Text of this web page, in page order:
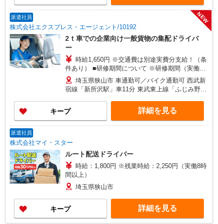
派遣社員
株式会社エクスプレス・エージェント/10192
NEW
2ｔ車での企業向け一般貨物の集配ドライバ
ー
時給1,650円 ※交通費は別途実費分支給！（条
件あり） ■研修期間について ※研修期間（実働40
日間）は、時給1,400円（日収11,200円〜）となり
ます。
埼玉県狭山市 車通勤可／バイク通勤可 西武新
宿線「新所沢駅」車11分 東武東上線「ふじみ野
キープ 詳細を見る
派遣社員
株式会社マイ・スター
ルート配送ドライバー
時給：1,800円 ※残業時給：2,250円（実働8時
間以上）
埼玉県狭山市
キープ 詳細を見る